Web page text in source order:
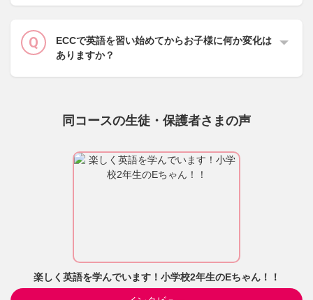
ECCで英語を習い始めてからお子様に何か変化は
ありますか？
同コースの生徒・保護者さまの声
楽しく英語を学んでいます！小学校2年生のEちゃん！！